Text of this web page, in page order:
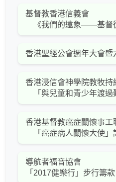
基督教香港信義會
《我們的遠象――基督
香港聖經公會週年大會暨
香港浸信會神學院教牧持
「與兒童和青少年渡過
香港基督教癌症關懷事工
「癌症病人關懷大使」
導航者福音協會
「2017健樂行」步行籌款